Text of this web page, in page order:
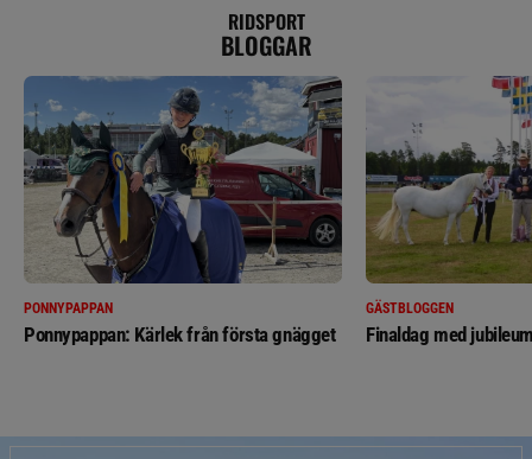
RIDSPORT
BLOGGAR
PONNYPAPPAN
Ponnypappan: Kärlek från första gnägget
GÄSTBLOGGEN
Finaldag med